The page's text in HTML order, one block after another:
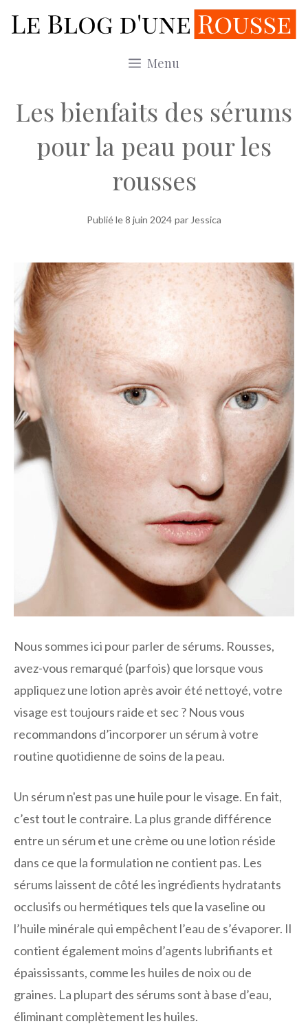
au
Menu
Les bienfaits des sérums
pour la peau pour les
rousses
Publié le8 juin 2024 par Jessica
Nous sommes ici pour parler de sérums. Rousses,
avez-vous remarqué (parfois) que lorsque vous
appliquez une lotion après avoir été nettoyé, votre
visage est toujours raide et sec ? Nous vous
recommandons d’incorporer un sérum à votre
routine quotidienne de soins de la peau.
Un sérum n'est pas une huile pour le visage. En fait,
c’est tout le contraire. La plus grande différence
entre un sérum et une crème ou une lotion réside
dans ce que la formulation ne contient pas. Les
sérums laissent de côté les ingrédients hydratants
occlusifs ou hermétiques tels que la vaseline ou
l’huile minérale qui empêchent l’eau de s’évaporer. Il
contient également moins d’agents lubrifiants et
épaississants, comme les huiles de noix ou de
graines. La plupart des sérums sont à base d’eau,
éliminant complètement les huiles.